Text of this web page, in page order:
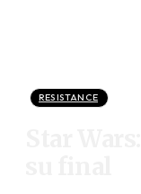
RESISTANCE